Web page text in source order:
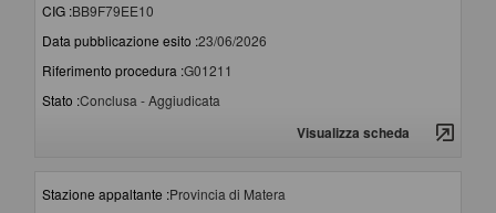
CIG :BB9F79EE10
Data pubblicazione esito :23/06/2026
Riferimento procedura :G01211
Stato :Conclusa - Aggiudicata
Visualizza scheda
Stazione appaltante :Provincia di Matera